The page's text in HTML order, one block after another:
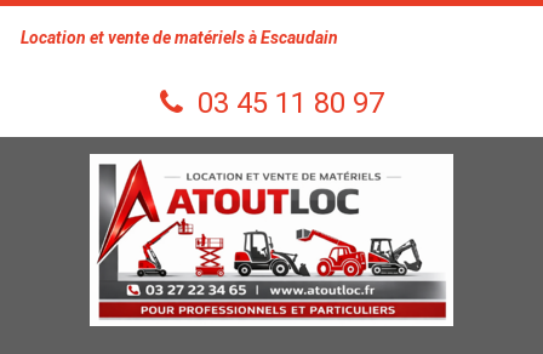
Location et vente de matériels à Escaudain
03 45 11 80 97